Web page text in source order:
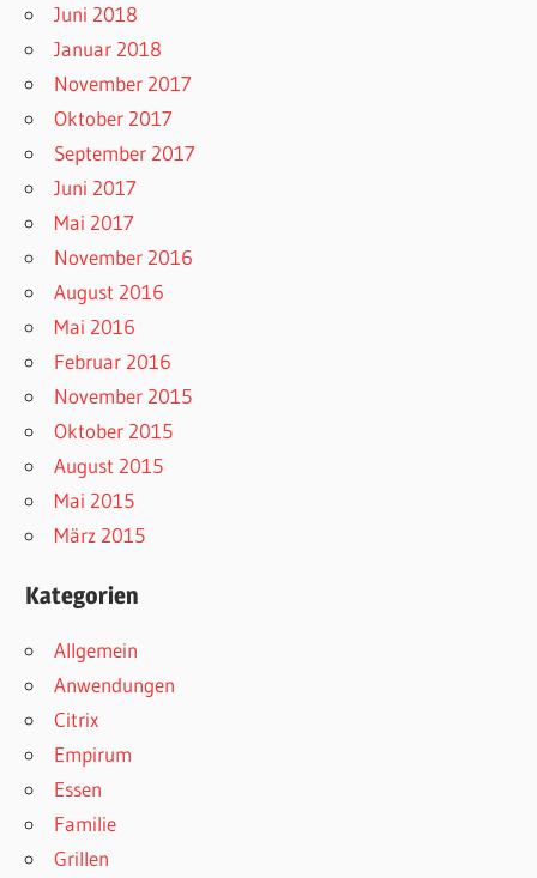
Juni 2018
Januar 2018
November 2017
Oktober 2017
September 2017
Juni 2017
Mai 2017
November 2016
August 2016
Mai 2016
Februar 2016
November 2015
Oktober 2015
August 2015
Mai 2015
März 2015
Kategorien
Allgemein
Anwendungen
Citrix
Empirum
Essen
Familie
Grillen